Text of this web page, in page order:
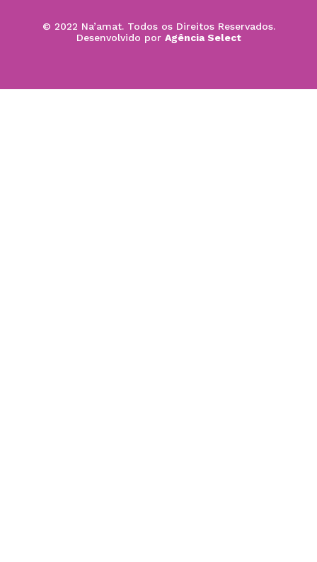
© 2022 Na’amat. Todos os Direitos Reservados.
Desenvolvido por Agência Select